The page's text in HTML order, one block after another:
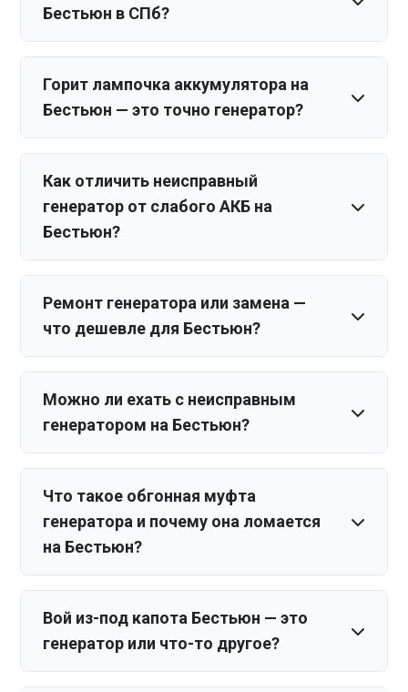
Бестьюн в СПб?
Горит лампочка аккумулятора на
Бестьюн — это точно генератор?
Как отличить неисправный
генератор от слабого АКБ на
Бестьюн?
Ремонт генератора или замена —
что дешевле для Бестьюн?
Можно ли ехать с неисправным
генератором на Бестьюн?
Что такое обгонная муфта
генератора и почему она ломается
на Бестьюн?
Вой из-под капота Бестьюн — это
генератор или что-то другое?